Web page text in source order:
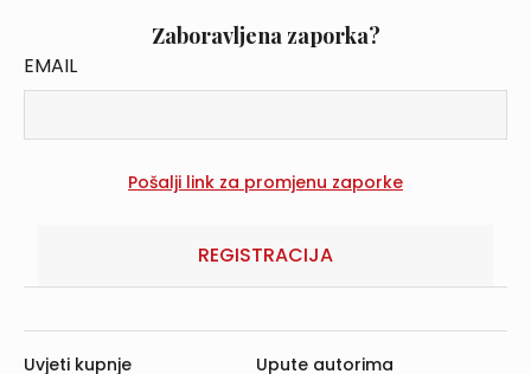
Zaboravljena zaporka?
EMAIL
REGISTRACIJA
Uvjeti kupnje Upute autorima